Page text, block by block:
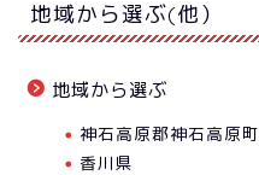
地域から選ぶ(他）
地域から選ぶ
神石高原郡神石高原町
香川県